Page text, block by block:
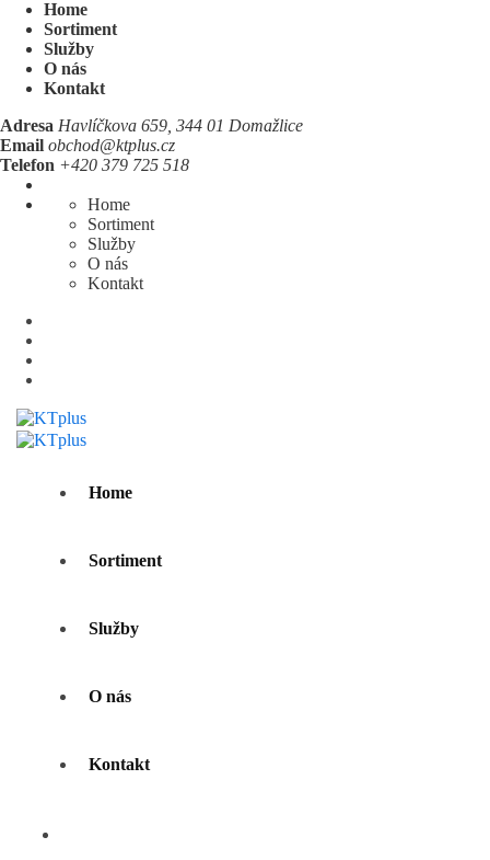
Home
Sortiment
Služby
O nás
Kontakt
Adresa Havlíčkova 659, 344 01 Domažlice
Email obchod@ktplus.cz
Telefon +420 379 725 518
Home
Sortiment
Služby
O nás
Kontakt
Home
Sortiment
Služby
O nás
Kontakt